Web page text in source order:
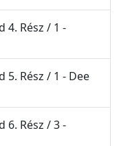
4. Rész / 1 -
Rész / 1 - Dee
6. Rész / 3 -